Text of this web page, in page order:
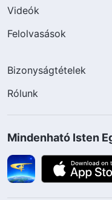
Videók
Felolvasások
Bizonyságtételek
Rólunk
Mindenható Isten